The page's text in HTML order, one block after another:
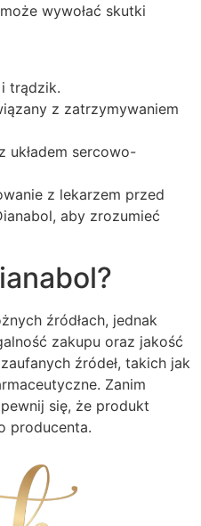
wywołać skutki
trądzik.
z zatrzymywaniem
układem sercowo-
z lekarzem przed
aby zrozumieć
źródłach, jednak
zakupu oraz jakość
źródeł, takich jak
Zanim
się, że produkt
producenta.